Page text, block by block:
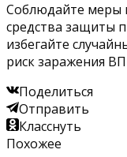
Соблюдайте меры
средства защиты
избегайте
риск заражения
Поделиться
Отправить
Класснуть
Похожее